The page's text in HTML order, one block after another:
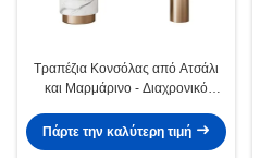
Τραπέζια Κονσόλας από Ατσάλι
και Μαρμάρινο - Διαχρονικό
Πάρτε την καλύτερη τιμή